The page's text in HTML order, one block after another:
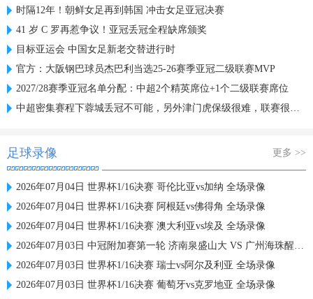
时隔12年！朝鲜女足再到韩国 冲击女足亚冠决赛
41 岁 C 罗再惹争议！亚冠丢冠全程缺席颁奖
目标亚运会 中国女足新老交替进行时
官方：大阪钢巴球员杰巴利当选25-26赛季亚冠二级联赛MVP
2027/28赛季亚冠名单分配：中超2个精英席位+1个二级联赛席位
中超密集赛程下蓉城丢冠不可能，另外津门虎保级很难，联赛很无聊
足球录像 更多 >>
2026年07月04日 世界杯1/16决赛 哥伦比亚vs加纳 全场录像
2026年07月04日 世界杯1/16决赛 阿根廷vs佛得角 全场录像
2026年07月04日 世界杯1/16决赛 澳大利亚vs埃及 全场录像
2026年07月03日 中冠附加赛第一轮 济南泉盛山大 VS 广州海珠醒派 全场录像
2026年07月03日 世界杯1/16决赛 瑞士vs阿尔及利亚 全场录像
2026年07月03日 世界杯1/16决赛 葡萄牙vs克罗地亚 全场录像